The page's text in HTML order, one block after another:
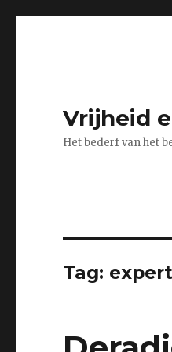
Vrijheid
Het bederf van het
Tag: